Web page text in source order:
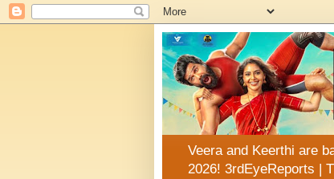
Veera and Keerthi are
2026! 3rdEyeReports |